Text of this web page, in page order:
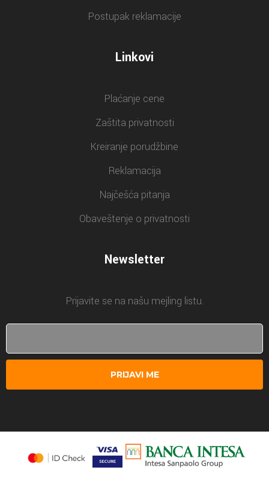
Postupak reklamacije
Linkovi
Plaćanje cene
Zaštita privatnosti
Kreiranje porudžbine
Reklamacija
Najčešća pitanja
Obaveštenje o privatnosti
Newsletter
Prijavite se na našu mejling listu.
PRIJAVI ME